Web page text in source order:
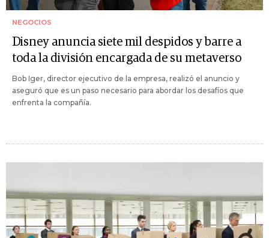
NEGOCIOS
Disney anuncia siete mil despidos y barre a
toda la división encargada de su metaverso
Bob Iger, director ejecutivo de la empresa, realizó el anuncio y
aseguró que es un paso necesario para abordar los desafíos que
enfrenta la compañía.